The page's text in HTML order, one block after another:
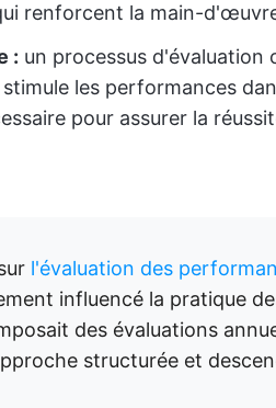
renforcent la main-
: un processus d'évaluation
les performances
pour assurer la
l'évaluation des
influencé la pratique
des évaluations
structurée et